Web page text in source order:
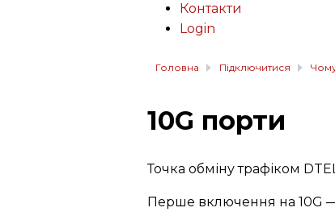
Контакти
Login
Головна Підключитися
10G порти
Точка обміну трафіком
Перше включення на 10G